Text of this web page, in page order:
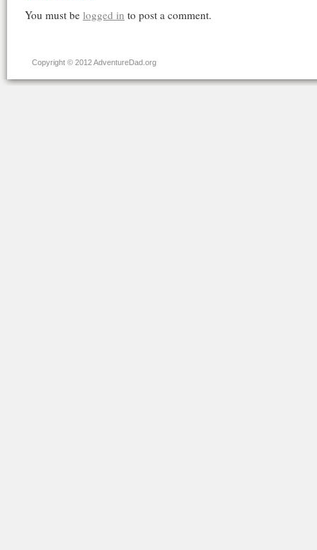
You must be logged in to post a comment.
Copyright © 2012 AdventureDad.org